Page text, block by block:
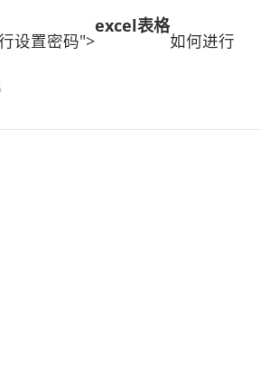
设置密码">
excel表格
如何进行